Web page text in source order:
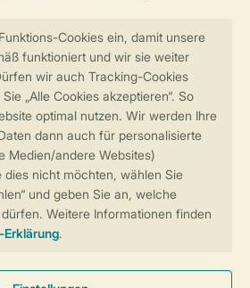
Deiner Privatsphäre
zur Online-Buchung